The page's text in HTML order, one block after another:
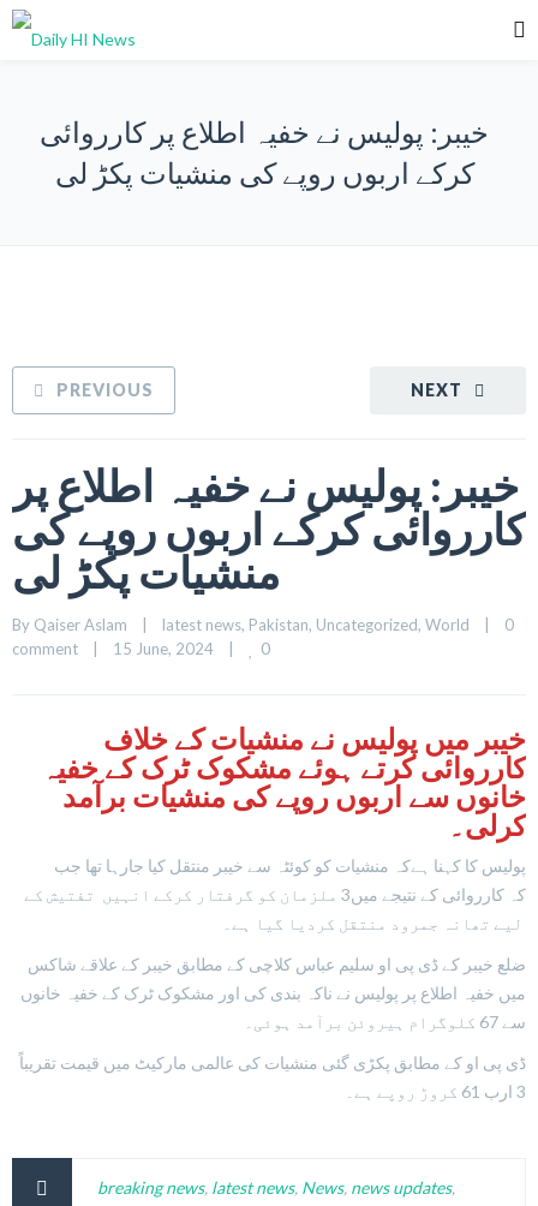
خیبر: پولیس نے خفیہ اطلاع پر کارروائی
کرکے اربوں روپے کی منشیات پکڑ لی
NEXT
PREVIOUS
خیبر: پولیس نے خفیہ اطلاع پر
کارروائی کرکے اربوں روپے کی
منشیات پکڑ لی
By Qaiser Aslam latest news, Pakistan, Uncategorized, World
0
comment
15 June, 2024 0
خیبر میں پولیس نے منشیات کے خلاف
کارروائی کرتے ہوئے مشکوک ٹرک کے خفیہ
خانوں سے اربوں روپے کی منشیات برآمد
کرلی۔
پولیس کا کہنا ہےکہ منشیات کو کوئٹہ سے خیبر منتقل کیا جارہا تھا جب
کہ کارروائی کے نتیجے میں3 ملزمان کو گرفتار کرکے انہیں تفتیش کے
ضلع خیبر کے ڈی پی او سلیم عباس کلاچی کے مطابق خیبر کے علاقے شاکس
میں خفیہ اطلاع پر پولیس نے ناکہ بندی کی اور مشکوک ٹرک کے خفیہ خانوں
سے 67 کلوگرام ہیروئن برآمد ہوئی۔
ڈی پی او کے مطابق پکڑی گئی منشیات کی عالمی مارکیٹ میں قیمت تقریباً
3 ارب 61 کروڑ روپے ہے۔
breaking news, latest news, News, news updates,